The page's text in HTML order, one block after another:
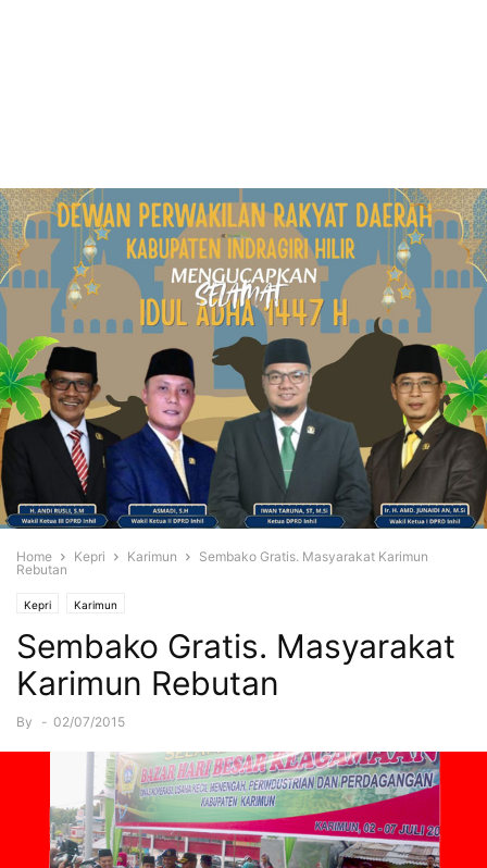
Home Kepri Karimun
Sembako Gratis. Masyarakat Karimun
Rebutan
Kepri Karimun
Sembako Gratis. Masyarakat
Karimun Rebutan
By - 02/07/2015